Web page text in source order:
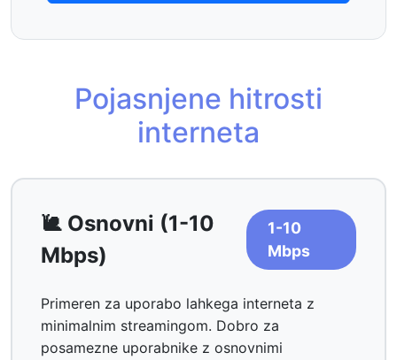
Pojasnjene hitrosti
interneta
🐌 Osnovni (1-10
Mbps)
1-10
Mbps
Primeren za uporabo lahkega interneta z
minimalnim streamingom. Dobro za
posamezne uporabnike z osnovnimi